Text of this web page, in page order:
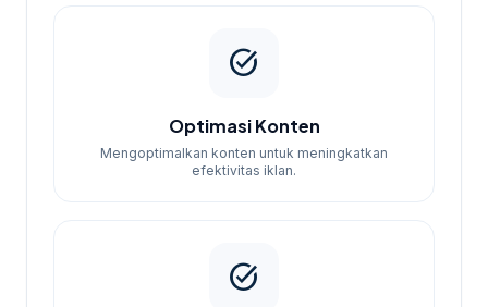
task_alt
Optimasi Konten
Mengoptimalkan konten untuk meningkatkan
efektivitas iklan.
task_alt